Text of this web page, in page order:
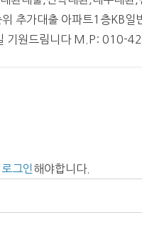
추가대출 아파트1층KB일
기원드림니다 M.P: 010-
로그인 해야합니다.